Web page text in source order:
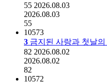
55 2026.08.03
2026.08.03
55
10573
3 금지된 사랑과 첫날의
82 2026.08.02
2026.08.02
82
10572